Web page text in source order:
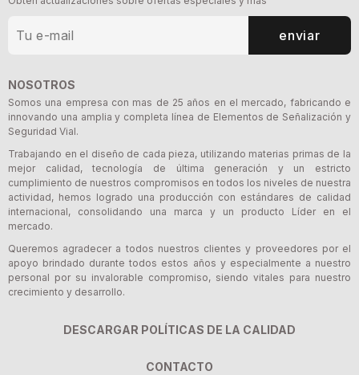
enviar
NOSOTROS
Somos una empresa con mas de 25 años en el mercado, fabricando e
innovando una amplia y completa línea de Elementos de Señalización y
Seguridad Vial.
Trabajando en el diseño de cada pieza, utilizando materias primas de la
mejor calidad, tecnología de última generación y un estricto
cumplimiento de nuestros compromisos en todos los niveles de nuestra
actividad, hemos logrado una producción con estándares de calidad
internacional, consolidando una marca y un producto Líder en el
mercado.
Queremos agradecer a todos nuestros clientes y proveedores por el
apoyo brindado durante todos estos años y especialmente a nuestro
personal por su invalorable compromiso, siendo vitales para nuestro
crecimiento y desarrollo.
DESCARGAR POLÍTICAS DE LA CALIDAD
CONTACTO